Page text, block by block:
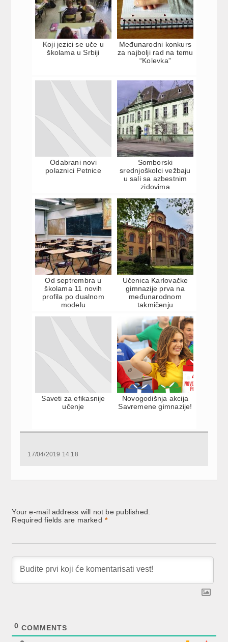
Koji jezici se uče u
školama u Srbiji
Međunarodni konkurs
za najbolјi rad na temu
“Kolevka”
Odabrani novi
polaznici Petnice
Somborski
srednjoškolci vežbaju
u sali sa azbestnim
zidovima
Od septrembra u
školama 11 novih
profila po dualnom
modelu
Učenica Karlovačke
gimnazije prva na
međunarodnom
takmičenju
Saveti za efikasnije
učenje
Novogodišnja akcija
Savremene gimnazije!
17/04/2019 14:18
Your e-mail address will not be published.
Required fields are marked *
0 COMMENTS